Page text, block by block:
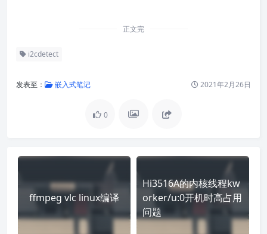
正文完
i2cdetect
发表至： 嵌入式笔记 2021年2月26日
0
ffmpeg vlc linux编译
Hi3516A的内核线程kw
orker/u:0开机时高占用
问题